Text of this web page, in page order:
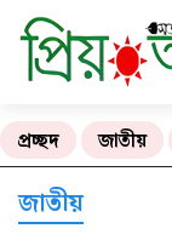
প্রচ্ছদ জাতীয়
জাতীয়